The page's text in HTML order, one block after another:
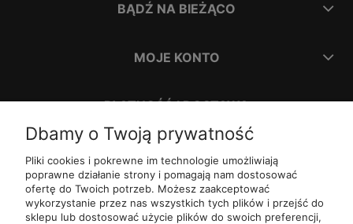
BĄDŹ NA BIEŻĄCO
MOJE KONTO
PŁATNOŚĆ I DOSTAWA
INFORMACJE
O NAS
Dbamy o Twoją prywatność
Pliki cookies i pokrewne im technologie umożliwiają
poprawne działanie strony i pomagają nam dostosować
ofertę do Twoich potrzeb. Możesz zaakceptować
wykorzystanie przez nas wszystkich tych plików i przejść do
sklepu lub dostosować użycie plików do swoich preferencji,